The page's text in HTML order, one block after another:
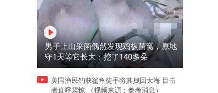
男子上山采菌偶然发现鸡枞菌窝，原地
守1天等它长大：挖了140多朵
美国渔民钓获鲨鱼徒手将其拽回大海 目击
者直呼震惊 （视频来源：参考消息）